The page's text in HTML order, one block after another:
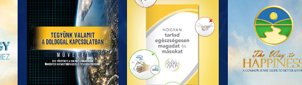
A SOROZAT
RÉSZEI
A SOROZAT
RÉSZEI
A SOROZAT
RÉSZEI